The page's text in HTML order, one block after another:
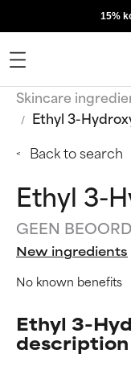
15%
Skincare
Ethyl 3-
Back to search
Ethyl 3-
GEEN
New ingredients
No known benefits
Ethyl 3-
description